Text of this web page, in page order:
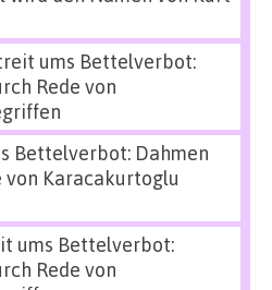
ums Bettelverbot:
Rede von
Bettelverbot: Dahmen
von Karacakurtoglu
ums Bettelverbot:
Rede von